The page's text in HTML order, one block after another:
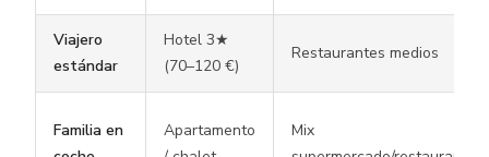
Viajero
estándar
Hotel 3★
(70–120 €)
Restaurantes medios
Familia en
Apartamento
Mix